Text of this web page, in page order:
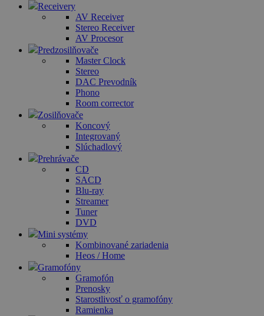
Receivery
AV Receiver
Stereo Receiver
AV Procesor
Predzosilňovače
Master Clock
Stereo
DAC Prevodník
Phono
Room corrector
Zosilňovače
Koncový
Integrovaný
Slúchadlový
Prehrávače
CD
SACD
Blu-ray
Streamer
Tuner
DVD
Mini systémy
Kombinované zariadenia
Heos / Home
Gramofóny
Gramofón
Prenosky
Starostlivosť o gramofóny
Ramienka